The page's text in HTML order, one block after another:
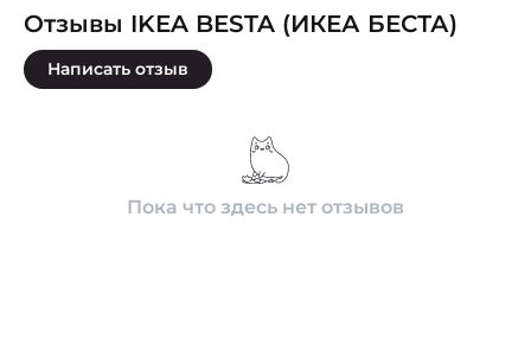
Отзывы IKEA BESTA (ИКЕА БЕСТА)
Написать отзыв
Пока что здесь нет отзывов